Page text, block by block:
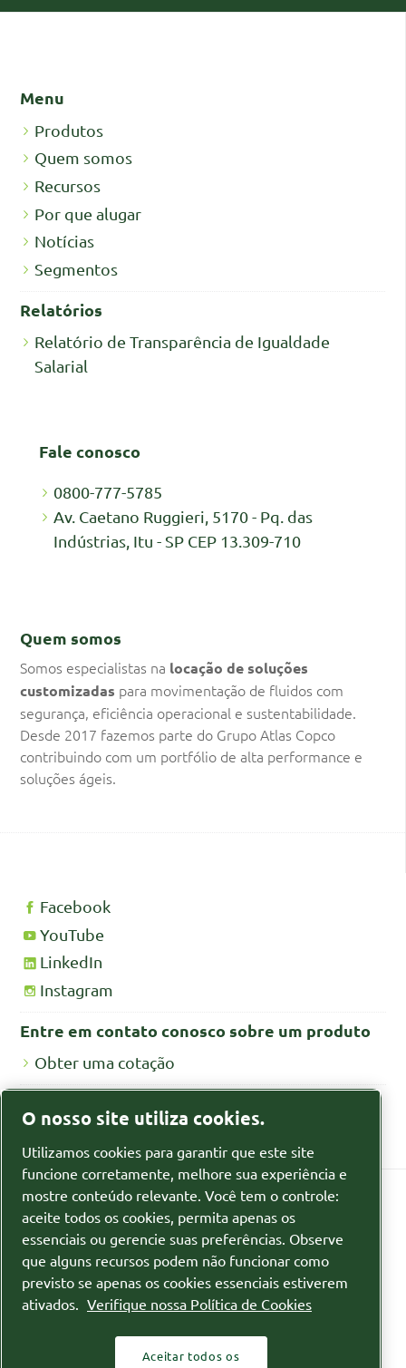
Menu
Produtos
Quem somos
Recursos
Por que alugar
Notícias
Segmentos
Relatórios
Relatório de Transparência de Igualdade
Salarial
Fale conosco
0800-777-5785
Av. Caetano Ruggieri, 5170 - Pq. das
Indústrias, Itu - SP CEP 13.309-710
Quem somos
Somos especialistas na locação de soluções
customizadas para movimentação de fluidos com
segurança, eficiência operacional e sustentabilidade.
Desde 2017 fazemos parte do Grupo Atlas Copco
contribuindo com um portfólio de alta performance e
soluções ágeis.
Facebook
YouTube
LinkedIn
Instagram
Entre em contato conosco sobre um produto
Obter uma cotação
Política de privacidade
Gerenciar cookies
Sitemap
© 2026 Itubombas
O nosso site utiliza cookies.
Utilizamos cookies para garantir que este site
funcione corretamente, melhore sua experiência e
mostre conteúdo relevante. Você tem o controle:
aceite todos os cookies, permita apenas os
essenciais ou gerencie suas preferências. Observe
que alguns recursos podem não funcionar como
previsto se apenas os cookies essenciais estiverem
ativados. Verifique nossa Política de Cookies
Aceitar todos os